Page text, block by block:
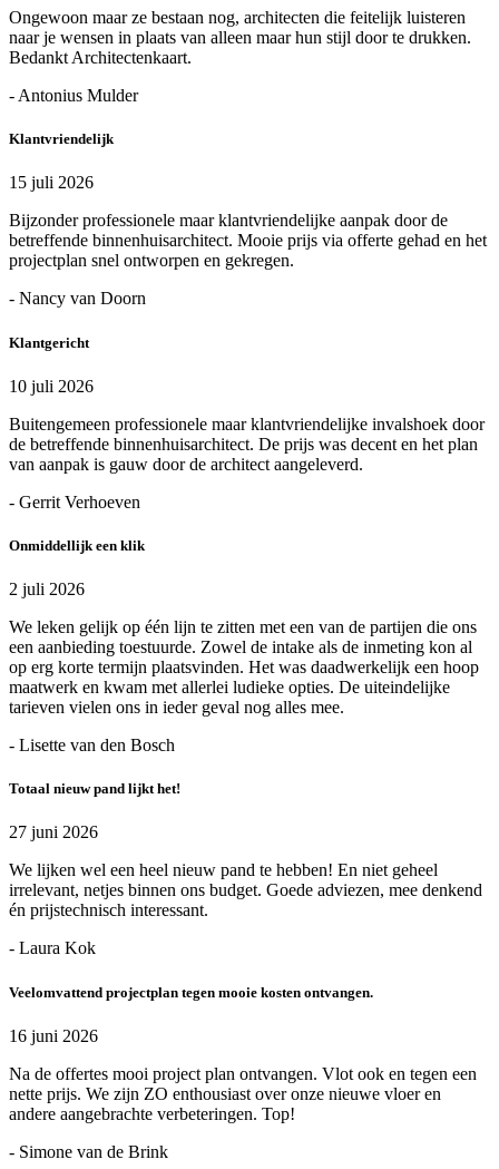
Ongewoon maar ze bestaan nog, architecten die feitelijk luisteren
naar je wensen in plaats van alleen maar hun stijl door te drukken.
Bedankt Architectenkaart.
- Antonius Mulder
Klantvriendelijk
15 juli 2026
Bijzonder professionele maar klantvriendelijke aanpak door de
betreffende binnenhuisarchitect. Mooie prijs via offerte gehad en het
projectplan snel ontworpen en gekregen.
- Nancy van Doorn
Klantgericht
10 juli 2026
Buitengemeen professionele maar klantvriendelijke invalshoek door
de betreffende binnenhuisarchitect. De prijs was decent en het plan
van aanpak is gauw door de architect aangeleverd.
- Gerrit Verhoeven
Onmiddellijk een klik
2 juli 2026
We leken gelijk op één lijn te zitten met een van de partijen die ons
een aanbieding toestuurde. Zowel de intake als de inmeting kon al
op erg korte termijn plaatsvinden. Het was daadwerkelijk een hoop
maatwerk en kwam met allerlei ludieke opties. De uiteindelijke
tarieven vielen ons in ieder geval nog alles mee.
- Lisette van den Bosch
Totaal nieuw pand lijkt het!
27 juni 2026
We lijken wel een heel nieuw pand te hebben! En niet geheel
irrelevant, netjes binnen ons budget. Goede adviezen, mee denkend
én prijstechnisch interessant.
- Laura Kok
Veelomvattend projectplan tegen mooie kosten ontvangen.
16 juni 2026
Na de offertes mooi project plan ontvangen. Vlot ook en tegen een
nette prijs. We zijn ZO enthousiast over onze nieuwe vloer en
andere aangebrachte verbeteringen. Top!
- Simone van de Brink